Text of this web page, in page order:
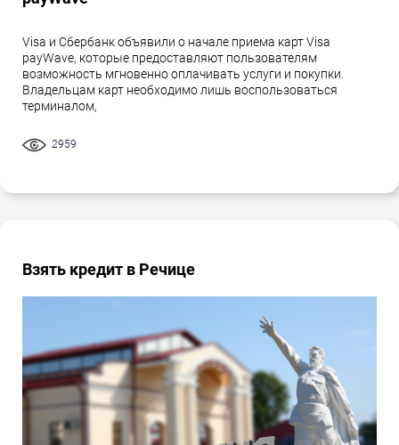
Visa и Сбербанк объявили о начале приема карт Visa
payWave, которые предоставляют пользователям
возможность мгновенно оплачивать услуги и покупки.
Владельцам карт необходимо лишь воспользоваться
терминалом,
2959
Взять кредит в Речице